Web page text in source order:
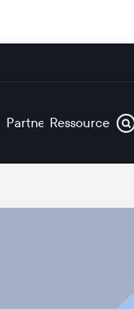
Partner Ressourcen